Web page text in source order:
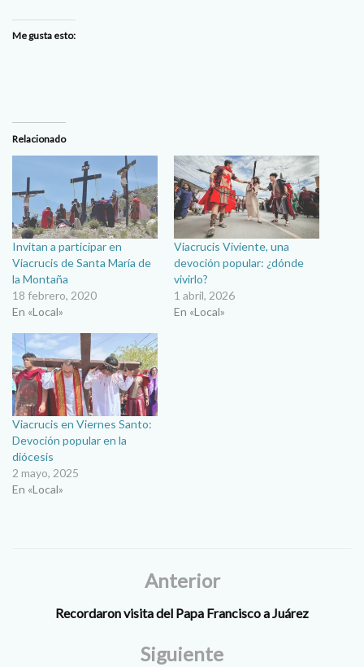
Me gusta esto:
Relacionado
Invitan a participar en
Viacrucis de Santa María de
la Montaña
18 febrero, 2020
En «Local»
Viacrucis Viviente, una
devoción popular: ¿dónde
vivirlo?
1 abril, 2026
En «Local»
Viacrucis en Viernes Santo:
Devoción popular en la
diócesis
2 mayo, 2025
En «Local»
Anterior
Recordaron visita del Papa Francisco a Juárez
Siguiente